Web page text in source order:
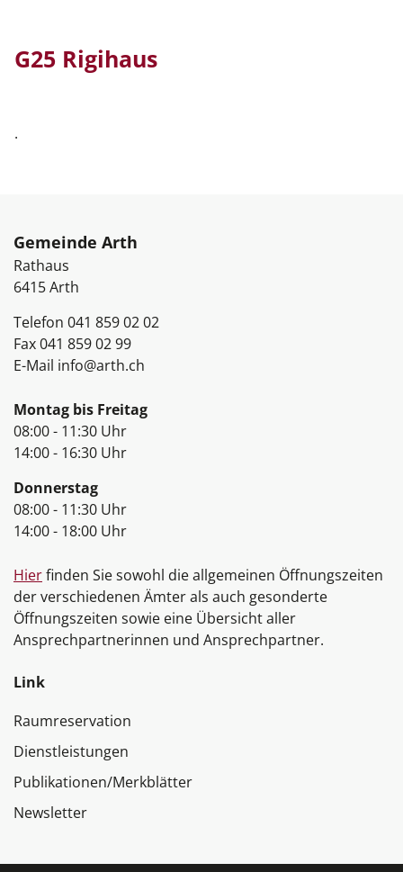
G25 Rigihaus
.
Gemeinde Arth
Rathaus
6415Arth
Telefon 041 859 02 02
Fax041 859 02 99
E-Mail info@arth.ch
Öffnungszeiten
Montag bis Freitag
08:00 - 11:30 Uhr
14:00 - 16:30 Uhr
Donnerstag
08:00 - 11:30 Uhr
14:00 - 18:00 Uhr
Hierfinden Sie sowohl die allgemeinen Öffnungszeiten
der verschiedenen Ämter als auch gesonderte
Öffnungszeiten sowie eine Übersicht aller
Ansprechpartnerinnen und Ansprechpartner.
Link
Raumreservation
Dienstleistungen
Publikationen/Merkblätter
Newsletter